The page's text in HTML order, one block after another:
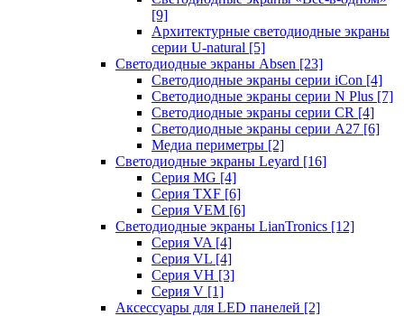
[9]
Архитектурные светодиодные экраны
серии U-natural [5]
Светодиодные экраны Absen [23]
Светодиодные экраны серии iCon [4]
Светодиодные экраны серии N Plus [7]
Светодиодные экраны серии CR [4]
Светодиодные экраны серии А27 [6]
Медиа периметры [2]
Светодиодные экраны Leyard [16]
Серия MG [4]
Серия TXF [6]
Серия VEM [6]
Светодиодные экраны LianTronics [12]
Серия VA [4]
Серия VL [4]
Серия VH [3]
Серия V [1]
Аксессуары для LED панелей [2]